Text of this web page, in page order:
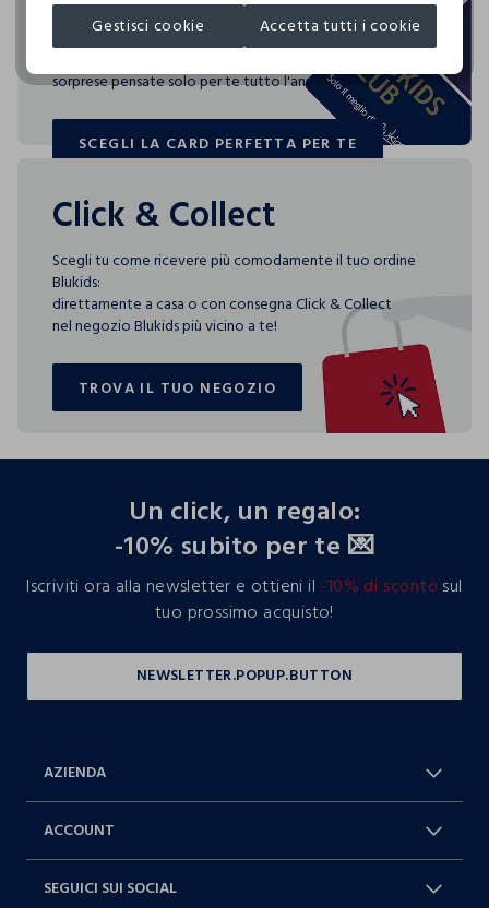
NON ASCIUGARE IN ASCIUGA BIANCHERIA A TAMBURO
ROTATIVO
TEMPERATURA MASSIMA DELLA PIASTRA DEL FERRO
ASCIUGARE SU FILO
SABOR S.R.L.
MADE IN BANGLADESH
Blukids card e Blukids Club sono le carte fedeltà che
rendono
sorprese pensate solo per te tutto l'anno!
SCEGLI LA CARD PERFETTA PER TE
SCEGLI LA CARD PERFETTA PER TE
Click & Collect
Scegli tu come ricevere più comodamente il tuo ordine
Blukids:
direttamente a casa o con consegna Click & Collect
nel negozio Blukids più vicino a te!
TROVA IL TUO NEGOZIO
TROVA IL TUO NEGOZIO
Un click, un regalo:
-10% subito per te 💌
Iscriviti ora alla newsletter e ottieni il -10% di sconto sul
tuo prossimo acquisto!
AZIENDA
Dichiarazione accessibilità
ACCOUNT
SEGUICI SUI SOCIAL
Gestisci cookie Accetta tutti i cookie